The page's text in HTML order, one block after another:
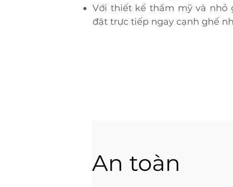
​Với thiết kế thẩm mỹ và nhỏ
đặt trực tiếp ngay cạnh ghế
An toàn